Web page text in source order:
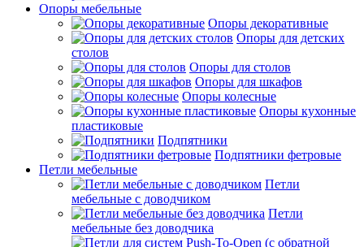
Опоры мебельные
Опоры декоративные
Опоры для детских
столов
Опоры для столов
Опоры для шкафов
Опоры колесные
Опоры кухонные
пластиковые
Подпятники
Подпятники фетровые
Петли мебельные
Петли
мебельные с доводчиком
Петли
мебельные без доводчика